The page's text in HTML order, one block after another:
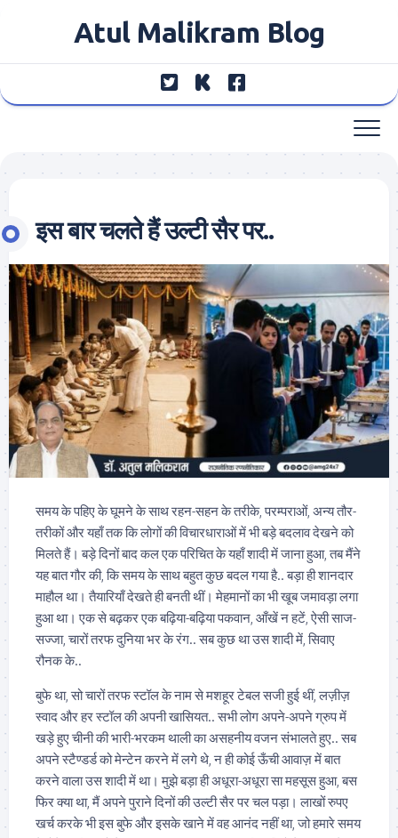
Atul Malikram Blog
इस बार चलते हैं उल्टी सैर पर..
समय के पहिए के घूमने के साथ रहन-सहन के तरीके, परम्पराओं, अन्य तौर-
तरीकों और यहाँ तक कि लोगों की विचारधाराओं में भी बड़े बदलाव देखने को
मिलते हैं। बड़े दिनों बाद कल एक परिचित के यहाँ शादी में जाना हुआ, तब मैंने
यह बात गौर की, कि समय के साथ बहुत कुछ बदल गया है.. बड़ा ही शानदार
माहौल था। तैयारियाँ देखते ही बनती थीं। मेहमानों का भी खूब जमावड़ा लगा
हुआ था। एक से बढ़कर एक बढ़िया-बढ़िया पकवान, आँखें न हटें, ऐसी साज-
सज्जा, चारों तरफ दुनिया भर के रंग.. सब कुछ था उस शादी में, सिवाए
रौनक के..
बुफे था, सो चारों तरफ स्टॉल के नाम से मशहूर टेबल सजी हुई थीं, लज़ीज़
स्वाद और हर स्टॉल की अपनी खासियत.. सभी लोग अपने-अपने ग्रुप में
खड़े हुए चीनी की भारी-भरकम थाली का असहनीय वजन संभालते हुए.. सब
अपने स्टैण्डर्ड को मेन्टेन करने में लगे थे, न ही कोई ऊँची आवाज़ में बात
करने वाला उस शादी में था। मुझे बड़ा ही अधूरा-अधूरा सा महसूस हुआ, बस
फिर क्या था, मैं अपने पुराने दिनों की उल्टी सैर पर चल पड़ा। लाखों रुपए
खर्च करके भी इस बुफे और इसके खाने में वह आनंद नहीं था, जो हमारे समय